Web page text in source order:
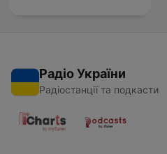
Радіо України
Радіостанції та подкасти